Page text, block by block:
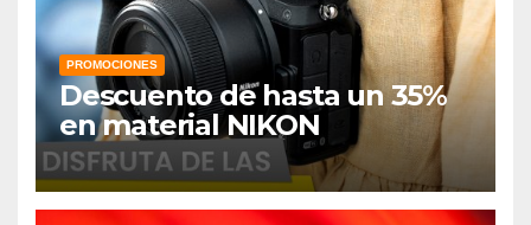
PROMOCIONES
Descuento de hasta un 35%
en material NIKON